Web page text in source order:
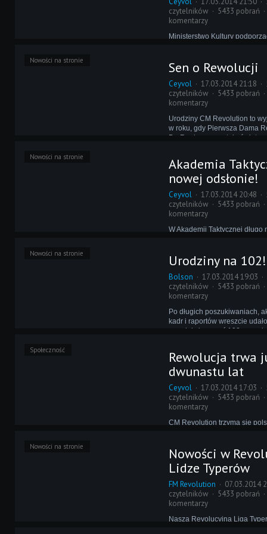
czytelników
5433 pobrań
komentarzy
Ministerstwo Kultury
do świeżutko zaktualizowanej
otrzymujecie w zestawie
najwyższej polskiej ligi, w
Nowości na stronie Sen o Rewolucji
Ceyvol 17.03.2014 21:18
czytelników
5433 pobrań
komentarzy
Urodziny CM Revolution to
w roku, gdy Pierwsza Dama
De Raph - prezentuje światu
zabraknąć jej twórczości!
Nowości na stronie
Akademia
nowej odsłonie!
Ceyvol 17.03.2014 20:48
czytelników
5433 pobrań
komentarzy
W Akademii Taktycznej długo
jakości warunków oraz
naukowej. Zdobycie unijnych
renowację konstrukcji
wydział!
Nowości na stronie Urodziny na 102!
Bolson
17.03.2014 19:03
czytelników
5433 pobrań
komentarzy
Po długich poszukiwaniach,
kadr i raportów wreszcie
wyselekcjonować 102
Społeczność
Rewolucja trwa
dwunastu lat
Ceyvol 17.03.2014 17:03
czytelników
5433 pobrań
komentarzy
CM Revolution trzyma się
rozpoczęli tworzenie serwisu
Championship Manager. Kto
jakich rozmiarów to wszystko
Nowości na stronie
Nowości w
Lidze Typerów
FM Revolution
07.03.2014
czytelników
5433 pobrań
komentarzy
Nasza Revolucyjna Liga